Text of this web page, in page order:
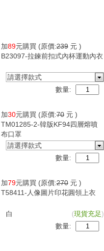
加89元購買 (原價:239 元 )
B23097-拉鍊前扣式內杯運動內衣
請選擇款式
數量:
加30元購買 (原價:70 元 )
TM01285-2-韓版KF94四層熔噴
布口罩
請選擇款式
數量:
加79元購買 (原價:270 元 )
T58411-人像圖片印花圓領上衣
白 (現貨充足)
數量: